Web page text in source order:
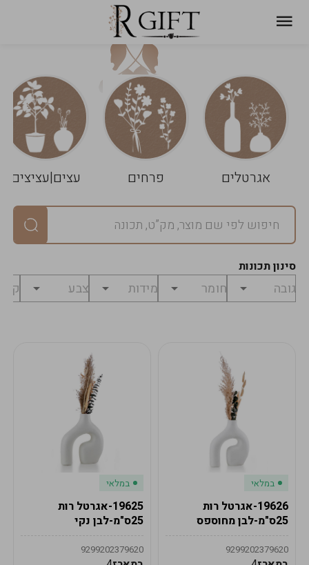
אגרטלים פרחים עצים|עציצים
סינון תכונות
במלאי
19626-אגרטל רות
25ס"מ-לבן מחוספס
9299202379620
במלאי
19625-אגרטל רות
25ס"מ-לבן נקי
9299202379620
עגלת
שלך
ניקוי
הסל
במארז
מחיר
לפני
₪0
לתשלום